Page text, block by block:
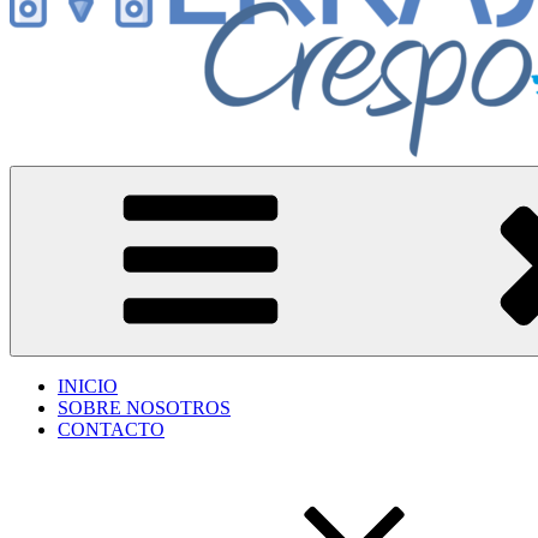
Herrajes Crespo
Accesorios para aberturas de aluminio
INICIO
SOBRE NOSOTROS
CONTACTO